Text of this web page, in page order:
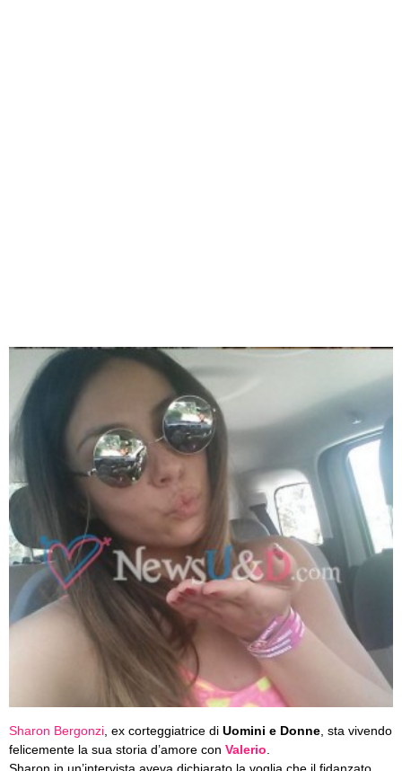
Sharon Bergonzi , ex corteggiatrice di Uomini e Donne , sta vivendo
felicemente la sua storia d’amore con Valerio